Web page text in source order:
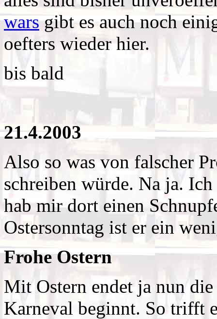
warsgibt es auch noch
oefters wieder hier.
bis bald
21.4.2003
Also so was von falscher
schreiben würde. Na ja.
hab mir dort einen
Ostersonntag ist er ein
Frohe Ostern
Mit Ostern endet ja nun
Karneval beginnt. So trifft